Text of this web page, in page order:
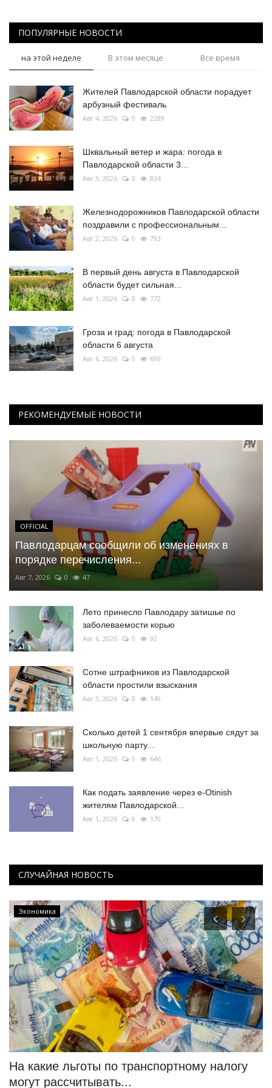
ПОПУЛЯРНЫЕ НОВОСТИ
на этой неделе В этом месяце Все время
Жителей Павлодарской области порадует
арбузный фестиваль
Авг 4, 2026 0 2289
Шквальный ветер и жара: погода в
Павлодарской области 3...
Авг 3, 2026 0 834
Железнодорожников Павлодарской области
поздравили с профессиональным...
Авг 2, 2026 0 793
В первый день августа в Павлодарской
области будет сильная...
Авг 1, 2026 0 772
Гроза и град: погода в Павлодарской
области 6 августа
Авг 6, 2026 0 699
РЕКОМЕНДУЕМЫЕ НОВОСТИ
OFFICIAL
Павлодарцам сообщили об изменениях в
порядке перечисления...
Авг 7, 2026 0 47
Лето принесло Павлодару затишье по
заболеваемости корью
Авг 6, 2026 0 92
Сотне штрафников из Павлодарской
области простили взыскания
Авг 3, 2026 0 149
Сколько детей 1 сентября впервые сядут за
школьную парту...
Авг 1, 2026 0 646
Как подать заявление через e-Otinish
жителям Павлодарской...
Авг 1, 2026 0 170
СЛУЧАЙНАЯ НОВОСТЬ
Экономика
На какие льготы по транспортному налогу
могут рассчитывать...